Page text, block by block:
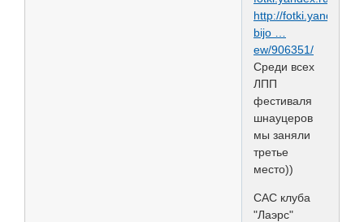
http://
bijo …
ew/906351/
Среди всех
ЛПП
фестиваля
шнауцеров
мы заняли
третье
место))
САС клуба
"Лаэрс"